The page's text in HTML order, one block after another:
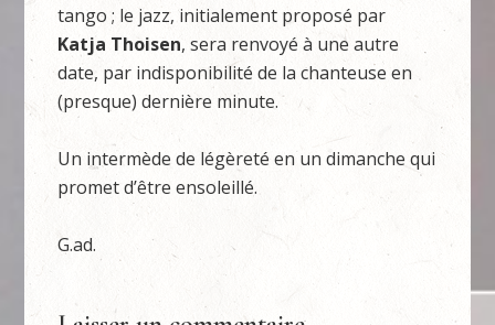
tango ; le jazz, initialement proposé par
Katja Thoisen, sera renvoyé à une autre
date, par indisponibilité de la chanteuse en
(presque) dernière minute.
Un intermède de légèreté en un dimanche qui
promet d’être ensoleillé.
G.ad.